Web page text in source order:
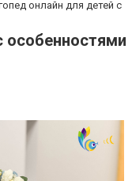
онлайн для детей с
особенностями